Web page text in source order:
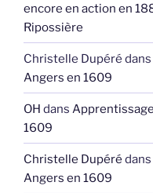
encore en action en
Ripossière
Christelle Dupéré dans
Angers en 1609
OH dans
1609
Christelle Dupéré dans
Angers en 1609